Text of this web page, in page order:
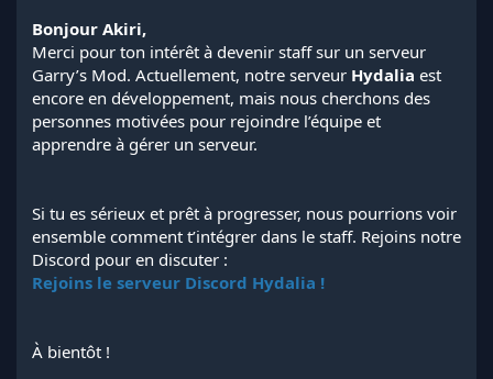
Bonjour Akiri,
Merci pour ton intérêt à devenir staff sur un serveur
Garry’s Mod. Actuellement, notre serveur Hydalia est
encore en développement, mais nous cherchons des
personnes motivées pour rejoindre l’équipe et
apprendre à gérer un serveur.
Si tu es sérieux et prêt à progresser, nous pourrions voir
ensemble comment t’intégrer dans le staff. Rejoins notre
Discord pour en discuter :
Rejoins le serveur Discord Hydalia !
À bientôt !